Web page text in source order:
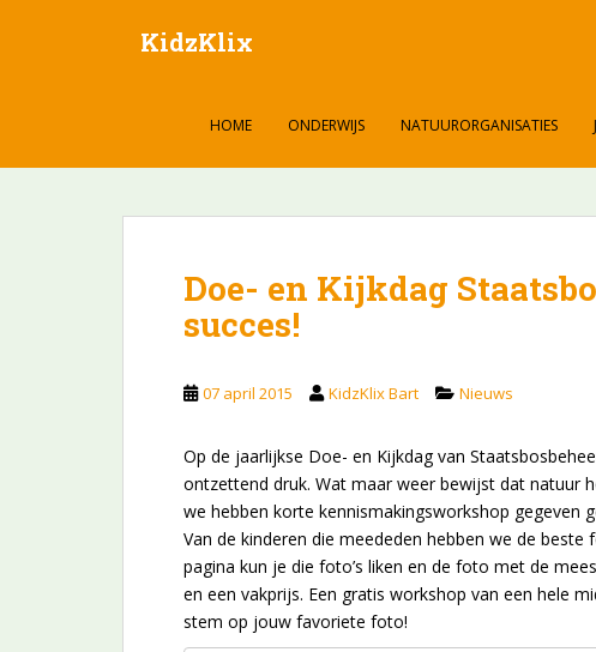
KidzKlix
HOME ONDERWIJS NATUURORGANISATIES
Doe- en Kijkdag
succes!
07 april 2015 KidzKlix Bart Nieuws
Op de jaarlijkse Doe- en Kijkdag van
ontzettend druk. Wat maar weer bewijst dat natuur
we hebben korte kennismakingsworkshop gegeven
Van de kinderen die meededen hebben we de
pagina kun je die foto’s liken en de foto met de
en een vakprijs. Een gratis workshop van een hele
stem op jouw favoriete foto!